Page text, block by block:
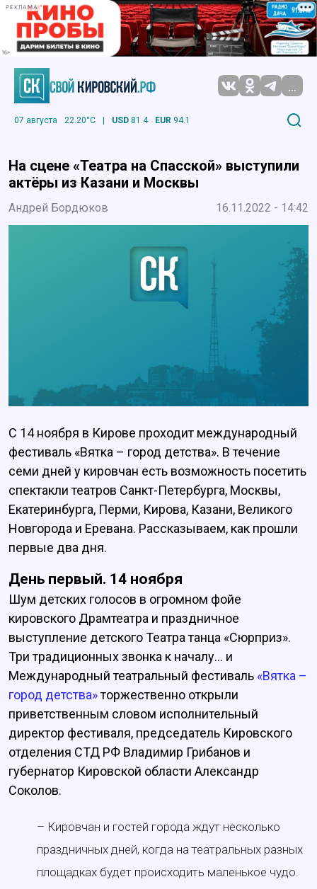
РЕКЛАМА
...
07 августа 22.20°C | USD 81.4 EUR 94.1
На сцене «Театра на Спасской» выступили
актёры из Казани и Москвы
Андрей Бордюков 16.11.2022 - 14:42
С 14 ноября в Кирове проходит международный
фестиваль «Вятка – город детства». В течение
семи дней у кировчан есть возможность посетить
спектакли театров Санкт-Петербурга, Москвы,
Екатеринбурга, Перми, Кирова, Казани, Великого
Новгорода и Еревана. Рассказываем, как прошли
первые два дня.
День первый. 14 ноября
Шум детских голосов в огромном фойе
кировского Драмтеатра и праздничное
выступление детского Театра танца «Сюрприз».
Три традиционных звонка к началу... и
Международный театральный фестиваль «Вятка –
город детства»торжественно открыли
приветственным словом исполнительный
директор фестиваля, председатель Кировского
отделения СТД РФ Владимир Грибанов и
губернатор Кировской области Александр
Соколов.
– Кировчан и гостей города ждут несколько
праздничных дней, когда на театральных разных
площадках будет происходить маленькое чудо.